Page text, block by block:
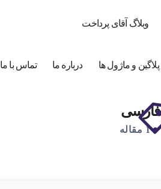
پلاگین و ماژول ها درباره ما تماس با ما
فارسی
1 مقاله